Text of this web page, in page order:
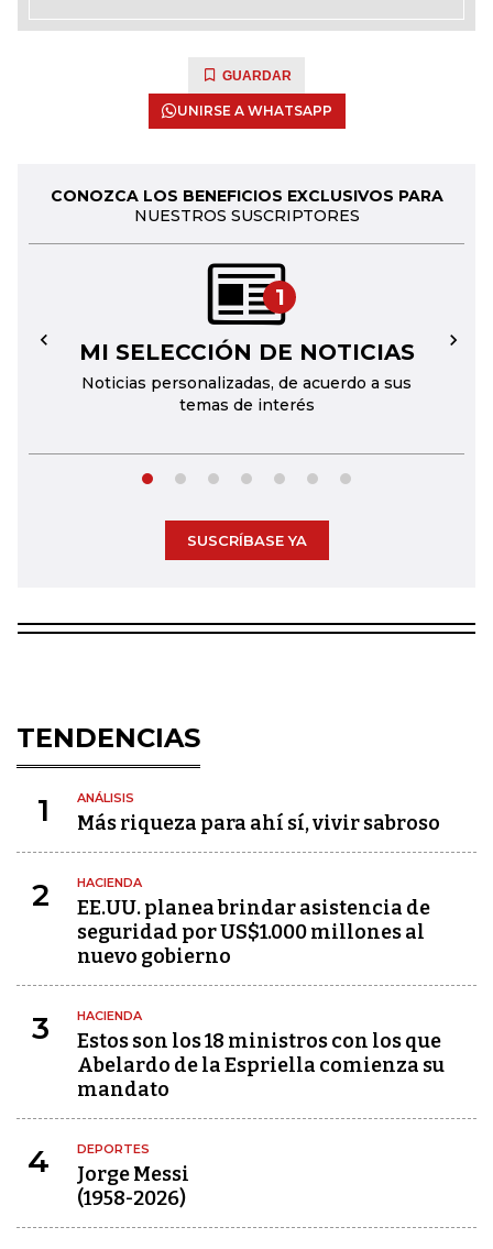
GUARDAR
UNIRSE A WHATSAPP
CONOZCA LOS BENEFICIOS EXCLUSIVOS PARA
NUESTROS SUSCRIPTORES
1
MI SELECCIÓN DE NOTICIAS
Noticias personalizadas, de acuerdo a sus
temas de interés
← →
SUSCRÍBASE YA
TENDENCIAS
1 ANÁLISIS
Más riqueza para ahí sí, vivir sabroso
2 HACIENDA
EE.UU. planea brindar asistencia de
seguridad por US$1.000 millones al
nuevo gobierno
3 HACIENDA
Estos son los 18 ministros con los que
Abelardo de la Espriella comienza su
mandato
4 DEPORTES
Jorge Messi
(1958-2026)